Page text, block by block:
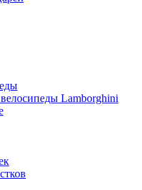
Lamborghini